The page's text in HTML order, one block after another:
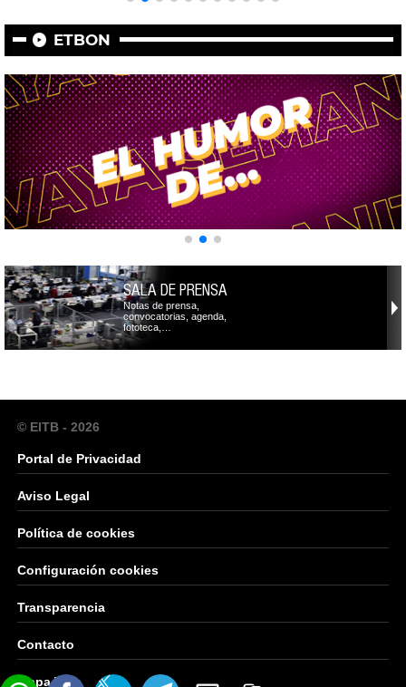
ETBON
SALA DE PRENSA
Notas de prensa,
convocatorias, agenda,
fototeca,…
© EITB - 2026
Portal de Privacidad
Aviso Legal
Política de cookies
Configuración cookies
Transparencia
Contacto
Mapa Web